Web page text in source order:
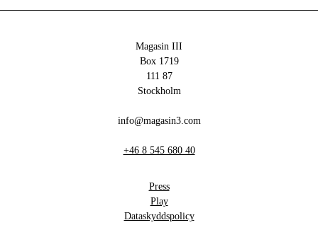
Magasin III
Box 1719
111 87
Stockholm
info@magasin3.com
+46 8 545 680 40
Press
Play
Dataskyddspolicy